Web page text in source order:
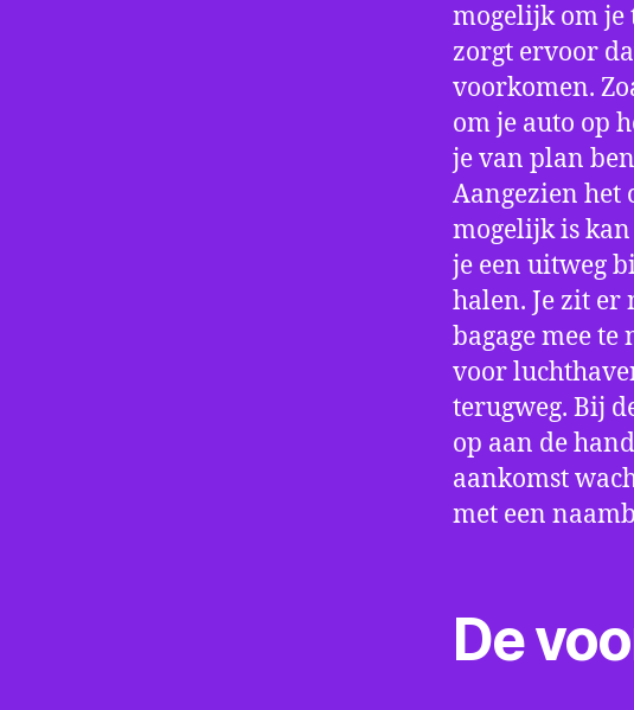
mogelijk om je
zorgt ervoor
voorkomen.
om je auto op
je van plan
Aangezien het
mogelijk is
je een uitweg
halen. Je zit
bagage mee
voor
terugweg. Bij
op aan de
aankomst
met een
De